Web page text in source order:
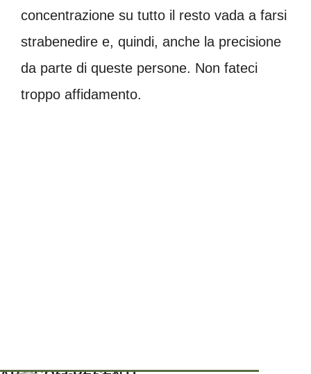
concentrazione su tutto il resto vada a farsi
strabenedire e, quindi, anche la precisione
da parte di queste persone. Non fateci
troppo affidamento.